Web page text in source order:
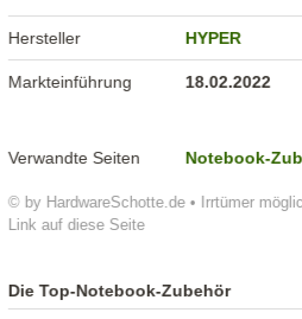
© by HardwareSchotte.de • Irrtümer
Link auf diese Seite
Hersteller HYPER
Markteinführung 18.02.2022
Verwandte Seiten Notebook-
Die Top-Notebook-Zubehör